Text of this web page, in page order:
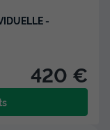
-
420 €